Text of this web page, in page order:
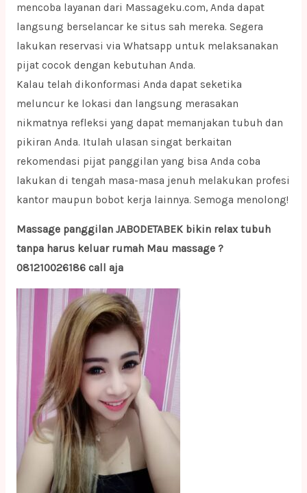
mencoba layanan dari Massageku.com, Anda dapat
langsung berselancar ke situs sah mereka. Segera
lakukan reservasi via Whatsapp untuk melaksanakan
pijat cocok dengan kebutuhan Anda.
Kalau telah dikonformasi Anda dapat seketika
meluncur ke lokasi dan langsung merasakan
nikmatnya refleksi yang dapat memanjakan tubuh dan
pikiran Anda. Itulah ulasan singat berkaitan
rekomendasi pijat panggilan yang bisa Anda coba
lakukan di tengah masa-masa jenuh melakukan profesi
kantor maupun bobot kerja lainnya. Semoga menolong!
Massage panggilan JABODETABEK bikin relax tubuh
tanpa harus keluar rumah Mau massage ?
081210026186 call aja